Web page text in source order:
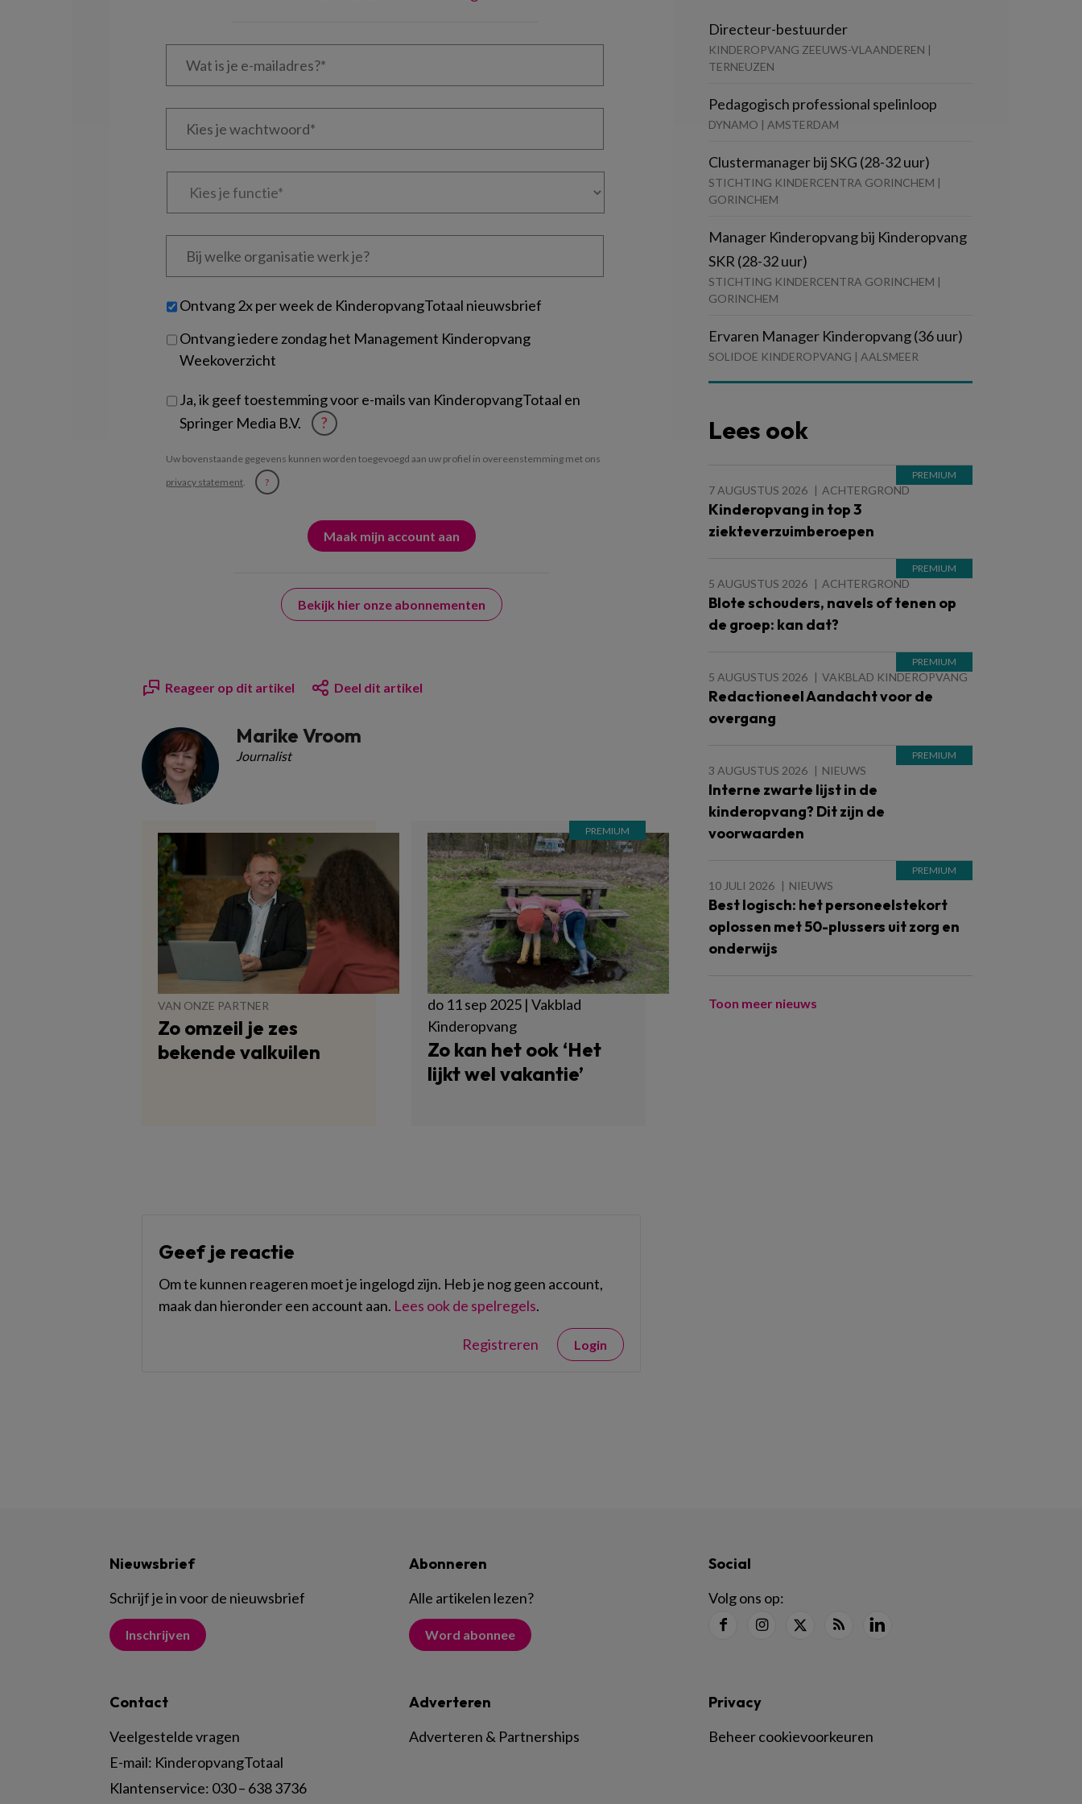
Wat
Kies
Kies
Bij
welke
je?
Untitled
Ontvang 2x per week de KinderopvangTotaal nieuwsbrief
Ontvang iedere zondag het Management Kinderopvang
Weekoverzicht
Ja, ik geef toestemming voor e-mails van KinderopvangTotaal en
Springer Media B.V.
?
Uw bovenstaande gegevens kunnen worden toegevoegd aan uw profiel in overeenstemming met ons
privacy statement. ?
Bekijk hier onze abonnementen
Reageer op dit artikel Deel dit artikel
Marike Vroom
Journalist
VAN ONZE PARTNER
Zo omzeil je zes
bekende valkuilen
do 11 sep 2025 | Vakblad
Kinderopvang
Zo kan het ook ‘Het
lijkt wel vakantie’
Geef je reactie
Om te kunnen reageren moet je ingelogd zijn. Heb je nog geen account,
maak dan hieronder een account aan. Lees ook de spelregels.
Registreren Login
Directeur-bestuurder
KINDEROPVANG ZEEUWS-VLAANDEREN |
TERNEUZEN
Pedagogisch professional spelinloop
DYNAMO | AMSTERDAM
Clustermanager bij SKG (28-32 uur)
STICHTING KINDERCENTRA GORINCHEM |
GORINCHEM
Manager Kinderopvang bij Kinderopvang
SKR (28-32 uur)
STICHTING KINDERCENTRA GORINCHEM |
GORINCHEM
Ervaren Manager Kinderopvang (36 uur)
SOLIDOE KINDEROPVANG | AALSMEER
Lees ook
7 AUGUSTUS 2026 ACHTERGROND
Kinderopvang in top 3
ziekteverzuimberoepen
5 AUGUSTUS 2026 ACHTERGROND
Blote schouders, navels of tenen op
de groep: kan dat?
5 AUGUSTUS 2026 VAKBLAD KINDEROPVANG
Redactioneel Aandacht voor de
overgang
3 AUGUSTUS 2026 NIEUWS
Interne zwarte lijst in de
kinderopvang? Dit zijn de
voorwaarden
10 JULI 2026 NIEUWS
Best logisch: het personeelstekort
oplossen met 50-plussers uit zorg en
onderwijs
Toon meer nieuws
Nieuwsbrief
Schrijf je in voor de nieuwsbrief
Inschrijven
Abonneren
Alle artikelen lezen?
Word abonnee
Social
Volg ons op:
Contact
Veelgestelde vragen
E-mail: KinderopvangTotaal
Klantenservice: 030 – 638 3736
Adverteren
Adverteren & Partnerships
Privacy
Beheer cookievoorkeuren